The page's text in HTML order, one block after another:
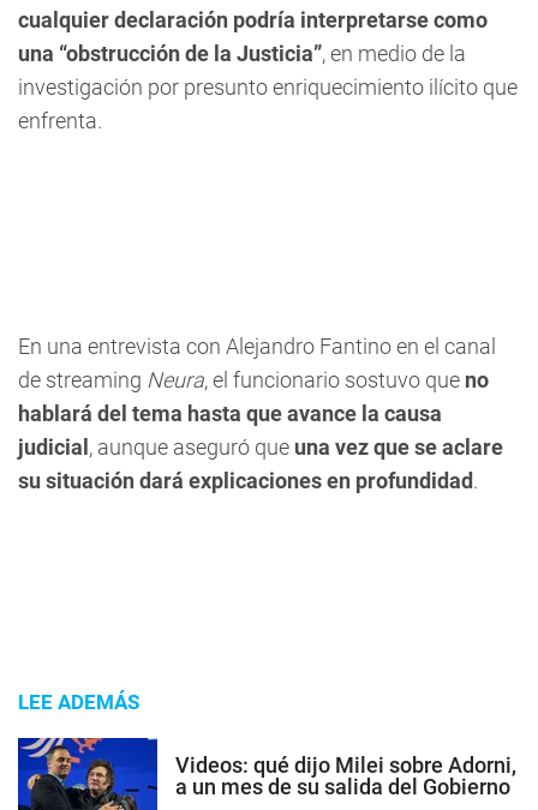
cualquier declaración podría interpretarse como
una “obstrucción de la Justicia”, en medio de la
investigación por presunto enriquecimiento ilícito que
enfrenta.
En una entrevista con Alejandro Fantino en el canal
de streaming Neura, el funcionario sostuvo que no
hablará del tema hasta que avance la causa
judicial, aunque aseguró que una vez que se aclare
su situación dará explicaciones en profundidad.
LEE ADEMÁS
Videos: qué dijo Milei sobre Adorni,
a un mes de su salida del Gobierno